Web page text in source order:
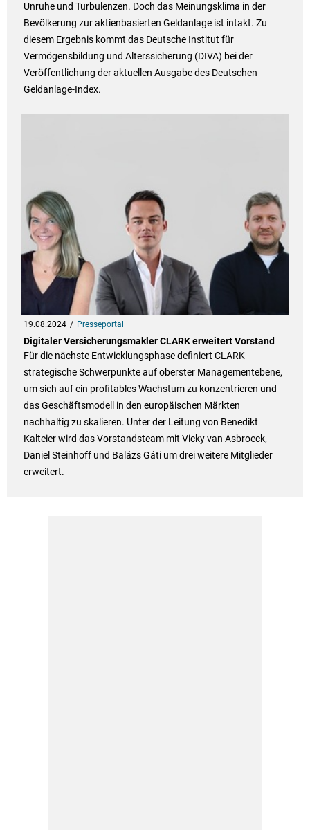
Unruhe und Turbulenzen. Doch das Meinungsklima in der
Bevölkerung zur aktienbasierten Geldanlage ist intakt. Zu
diesem Ergebnis kommt das Deutsche Institut für
Vermögensbildung und Alterssicherung (DIVA) bei der
Veröffentlichung der aktuellen Ausgabe des Deutschen
Geldanlage-Index.
19.08.2024 Presseportal
Digitaler Versicherungsmakler CLARK erweitert Vorstand
Für die nächste Entwicklungsphase definiert CLARK
strategische Schwerpunkte auf oberster Managementebene,
um sich auf ein profitables Wachstum zu konzentrieren und
das Geschäftsmodell in den europäischen Märkten
nachhaltig zu skalieren. Unter der Leitung von Benedikt
Kalteier wird das Vorstandsteam mit Vicky van Asbroeck,
Daniel Steinhoff und Balázs Gáti um drei weitere Mitglieder
erweitert.